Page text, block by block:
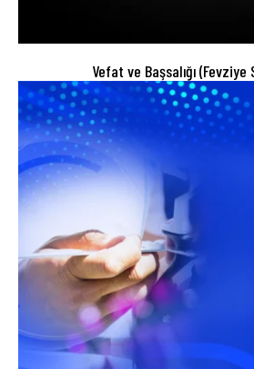
Vefat ve Başsalığı